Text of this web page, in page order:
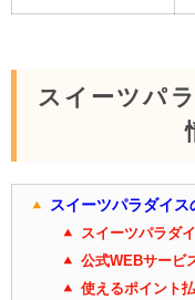
スイーツパ
スイーツパラダイ
スイーツパラダ
公式WEBサービ
使えるポイント